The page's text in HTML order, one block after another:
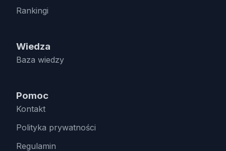
Rankingi
Wiedza
Baza wiedzy
Pomoc
Kontakt
Polityka prywatności
Regulamin